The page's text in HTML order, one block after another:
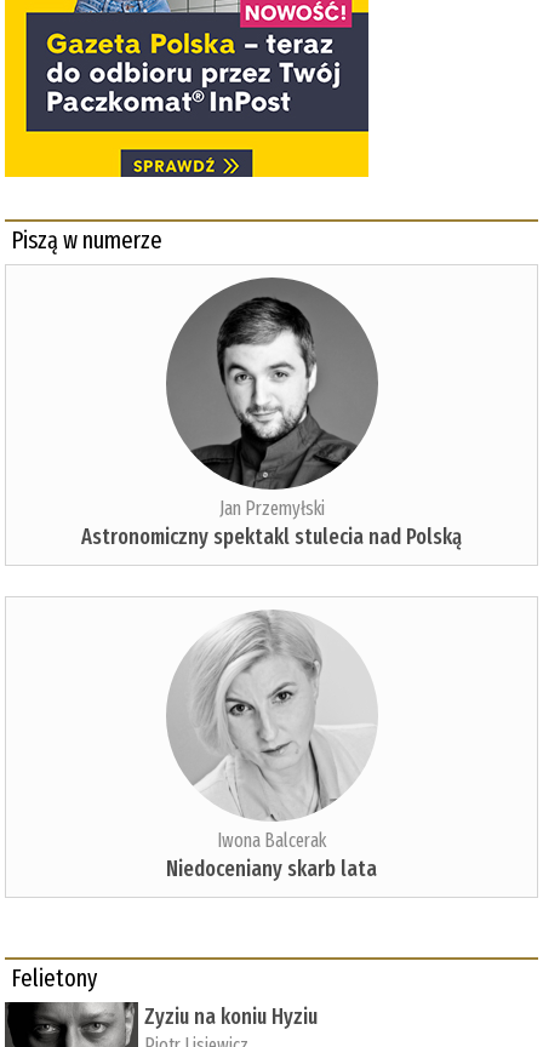
Piszą w numerze
Jan Przemyłski
Astronomiczny spektakl stulecia nad Polską
Iwona Balcerak
Niedoceniany skarb lata
Felietony
Zyziu na koniu Hyziu